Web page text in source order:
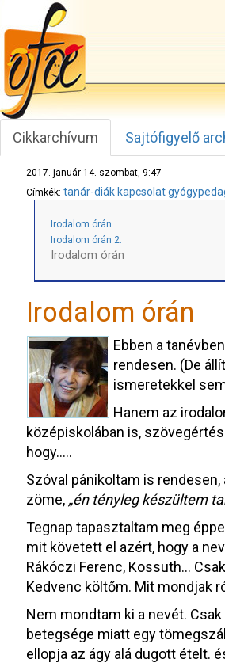
Cikkarchívum Sajtófigyelő
2017. január 14. szombat, 9:47
Címkék: tanár-diák kapcsolat
Irodalom órán
Irodalom órán 2.
Irodalom órán
Irodalom órán
Ebben a
rendesen. (De
ismeretekkel
Hanem az
középiskolában is,
hogy…..
Szóval pánikoltam is
zöme, „én tényleg készültem
Tegnap tapasztaltam meg
mit követett el azért, hogy a
Rákóczi Ferenc, Kossuth…
Kedvenc költőm. Mit mondjak
Nem mondtam ki a nevét.
betegsége miatt egy
ellopja az ágy alá dugott ételt.